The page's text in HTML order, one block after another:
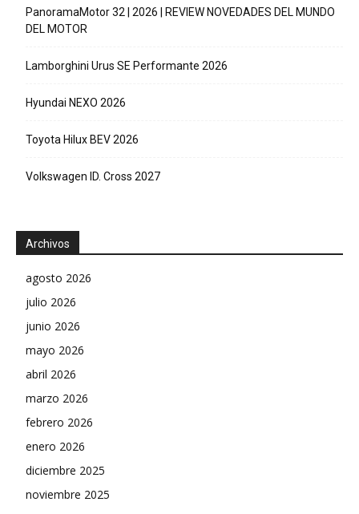
PanoramaMotor 32 | 2026 | REVIEW NOVEDADES DEL MUNDO
DEL MOTOR
Lamborghini Urus SE Performante 2026
Hyundai NEXO 2026
Toyota Hilux BEV 2026
Volkswagen ID. Cross 2027
Archivos
agosto 2026
julio 2026
junio 2026
mayo 2026
abril 2026
marzo 2026
febrero 2026
enero 2026
diciembre 2025
noviembre 2025